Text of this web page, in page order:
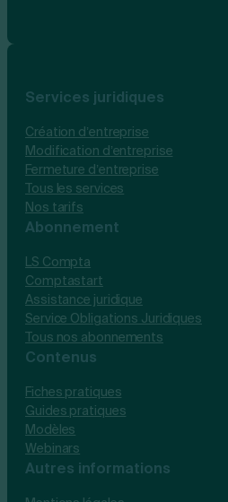
Services juridiques
Création d’entreprise
Modification d’entreprise
Fermeture d’entreprise
Tous les services
Nos tarifs
Abonnement
LS Compta
Comptastart
Assistance juridique
Service Obligations Juridiques
Tous nos abonnements
Contenus
Fiches pratiques
Guides pratiques
Modèles
Webinars
Autres informations